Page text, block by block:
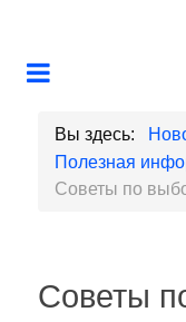
Вы здесь:
Полезная
Советы по
Советы